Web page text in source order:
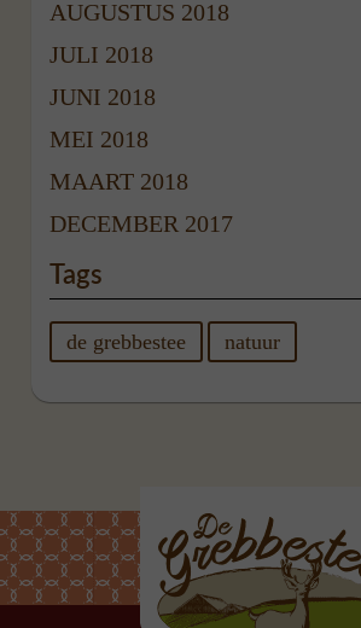
AUGUSTUS 2018
JULI 2018
JUNI 2018
MEI 2018
MAART 2018
DECEMBER 2017
Tags
de grebbestee natuur